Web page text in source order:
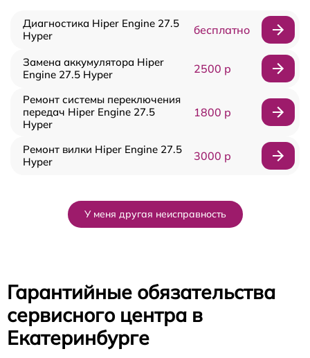
Диагностика Hiper Engine 27.5
Нyper
бесплатно
Замена аккумулятора Hiper
Engine 27.5 Нyper
2500 р
Ремонт системы переключения
передач Hiper Engine 27.5
Нyper
1800 р
Ремонт вилки Hiper Engine 27.5
Нyper
3000 р
У меня другая неисправность
Гарантийные обязательства
сервисного центра в
Екатеринбурге